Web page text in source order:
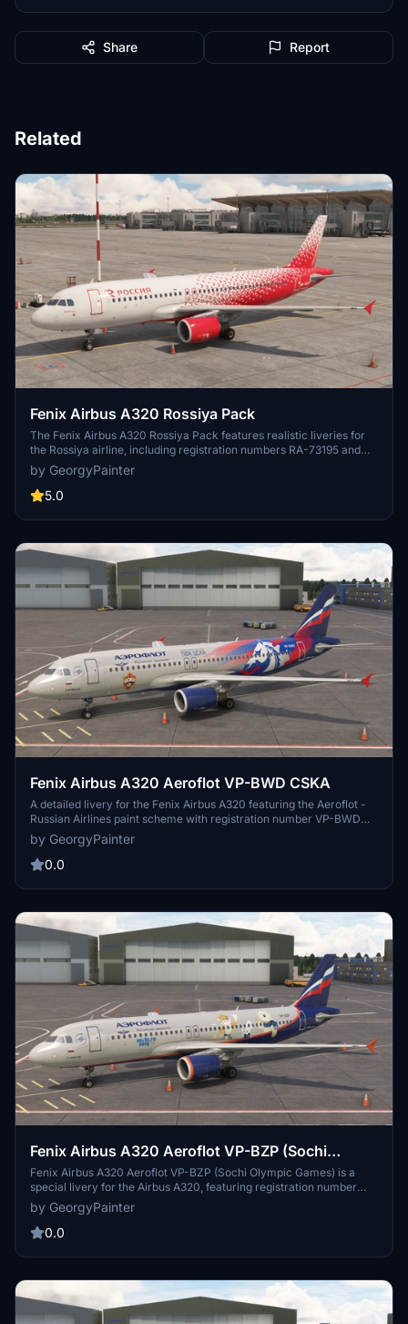
Share Report
Related
Fenix Airbus A320 Rossiya Pack
The Fenix Airbus A320 Rossiya Pack features realistic liveries for
the Rossiya airline, including registration numbers RA-73195 and
RA-73217. This add-on enhances the appearance of the Airbus
A320 in Microsoft Flight Simulator, allowing users to simulate flights
with these specific aircraft. Installation is straightforward, requiring
Feedback and support are available through the dedicated VK
by GeorgyPainter
5.0
Fenix Airbus A320 Aeroflot VP-BWD CSKA
A detailed livery for the Fenix Airbus A320 featuring the Aeroflot -
Russian Airlines paint scheme with registration number VP-BWD
and a special name - CSKA. Simply copy and paste the folder into
your MSFS "Community" folder to install. Feel free to provide
feedback or report any issues on their VK community. Happy flying!
by GeorgyPainter
0.0
Fenix Airbus A320 Aeroflot VP-BZP (Sochi
Olympic Games)
Fenix Airbus A320 Aeroflot VP-BZP (Sochi Olympic Games) is a
special livery for the Airbus A320, featuring registration number
VP-BZP and themed after the Sochi Olympic Games. Simply copy
the livery folder into your MSFS "Community" folder to enjoy this
unique design. Share your feedback and report any issues on VK.
by GeorgyPainter
0.0